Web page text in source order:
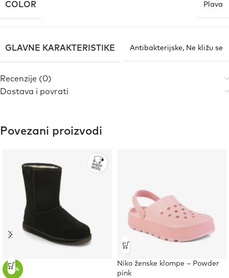
COLOR Plava
GLAVNE KARAKTERISTIKE Antibakterijske, Ne kližu se
Recenzije (0)
Dostava i povrati
Povezani proizvodi
-67%
Niko ženske klompe – Powder
pink